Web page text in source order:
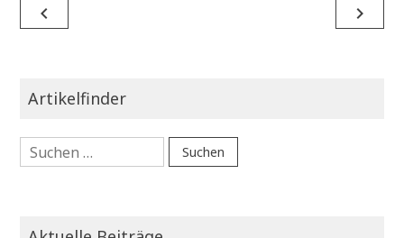
Beitragsnavigation
navigate_before navigate_next
Artikelfinder
Suchen
nach: